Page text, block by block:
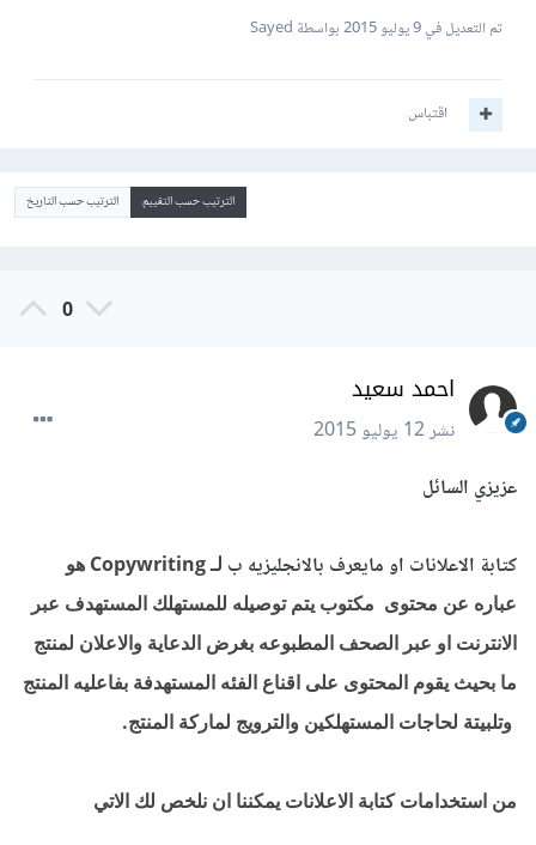
تم التعديل في9 يوليو 2015 بواسطة Sayed
اقتباس
الترتيب حسب التقييم الترتيب حسب التاريخ
0
احمد سعيد
نشر12 يوليو 2015
عزيزي السائل
كتابة الاعلانات او مايعرف بالانجليزيه ب
لـ Copywriting هو
عباره عن محتوى مكتوب يتم توصيله للمستهلك المستهدف عبر
الانترنت او عبر الصحف المطبوعه بغرض الدعاية والاعلان لمنتج
ما بحيث يقوم المحتوى على اقناع الفئه المستهدفة بفاعليه المنتج
وتلبيتة لحاجات المستهلكين والترويج لماركة المنتج.
من استخدامات كتابة الاعلانات يمكننا ان نلخص لك الاتي